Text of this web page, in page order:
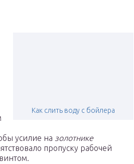
Как слить воду с бойлера
усилие на золотнике
пропуску рабочей